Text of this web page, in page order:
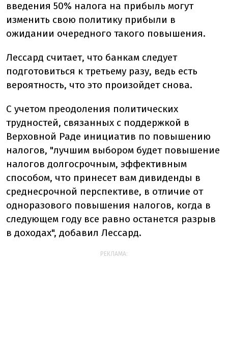
введения 50% налога на прибыль могут
изменить свою политику прибыли в
ожидании очередного такого повышения.
Лессард считает, что банкам следует
подготовиться к третьему разу, ведь есть
вероятность, что это произойдет снова.
С учетом преодоления политических
трудностей, связанных с поддержкой в
Верховной Раде инициатив по повышению
налогов, "лучшим выбором будет повышение
налогов долгосрочным, эффективным
способом, что принесет вам дивиденды в
среднесрочной перспективе, в отличие от
одноразового повышения налогов, когда в
следующем году все равно останется разрыв
в доходах", добавил Лессард.
РЕКЛАМА: